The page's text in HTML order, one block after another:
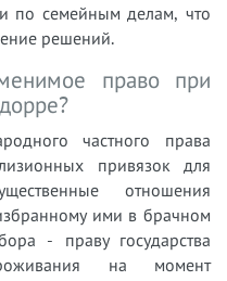
по семейным делам, что
решений.
право при
частного права
привязок для
отношения
ими в брачном
- праву государства
на момент